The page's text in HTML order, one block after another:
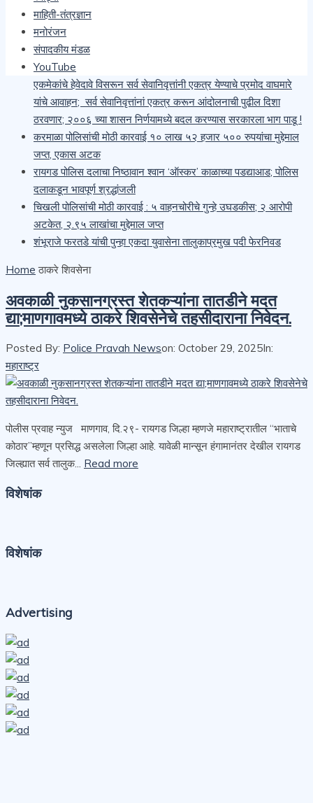
माहिती-तंत्रज्ञान
मनोरंजन
संपादकीय मंडळ
YouTube
खैराच्या सोलीव लाकडाची अवैध वाहतूक करणाऱ्या चौघांवर वनविभागाची
कारवाई
सेवानिवृत्त पोलीस अधिकारी, कर्मचारी यांना आरोग्य योजनेचा लाभ मिळावा
यासाठी प्रमोद वाघमारे यांचा १५ ऑगस्ट पासून महाराष्ट्र दौरा सुरू;
एकमेकांचे हेवेदावे विसरून सर्व सेवानिवृत्तांनी एकत्र येण्याचे प्रमोद वाघमारे
यांचे आवाहन; सर्व सेवानिवृत्तांनां एकत्र करून आंदोलनाची पुढील दिशा
ठरवणार; २००६ च्या शासन निर्णयामध्ये बदल करण्यास सरकारला भाग पाडू !
करमाळा पोलिसांची मोठी कारवाई १० लाख ५२ हजार ५०० रुपयांचा मुद्देमाल
जप्त, एकास अटक
रायगड पोलिस दलाचा निष्ठावान श्वान ‘ऑस्कर’ काळाच्या पडद्याआड; पोलिस
दलाकडून भावपूर्ण श्रद्धांजली
चिखली पोलिसांची मोठी कारवाई : ५ वाहनचोरीचे गुन्हे उघडकीस; २ आरोपी
अटकेत, २.९५ लाखांचा मुद्देमाल जप्त
शंभूराजे फरतडे यांची पुन्हा एकदा युवासेना तालुकाप्रमुख पदी फेरनिवड
Home ठाकरे शिवसेना
अवकाळी नुकसानग्रस्त शेतकऱ्यांना तातडीने मदत
द्या;माणगावमध्ये ठाकरे शिवसेनेचे तहसीदाराना निवेदन.
Posted By: Police Pravah Newson: October 29, 2025In:
महाराष्ट्र
पोलीस प्रवाह न्युज माणगाव, दि.२९- रायगड जिल्हा म्हणजे महाराष्ट्रातील “भाताचे
कोठार”म्हणून प्रसिद्ध असलेला जिल्हा आहे. यावेळी मान्सून हंगामानंतर देखील रायगड
जिल्ह्यात सर्व तालुक... Read more
विशेषांक
विशेषांक
Advertising